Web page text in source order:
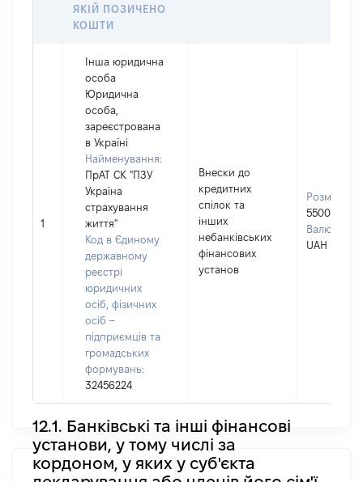
ЯКІЙ ПОЗИЧЕНО
КОШТИ
1
Інша юридична
особа
Юридична
особа,
зареєстрована
в Україні
Найменування:
ПрАТ СК "ПЗУ
Україна
страхування
життя"
Код в Єдиному
державному
реєстрі
юридичних
осіб, фізичних
осіб –
підприємців та
громадських
формувань:
32456224
Внески до
кредитних
спілок та
інших
небанківських
фінансових
установ
Розмір:
55000
Валюта:
UAH
12.1. Банківські та інші фінансові
установи, у тому числі за
кордоном, у яких у суб'єкта